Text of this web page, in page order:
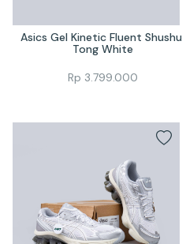
Asics Gel Kinetic Fluent Shushu
Tong White
Rp 3.799.000